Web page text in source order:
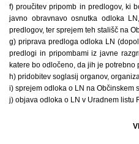
f) proučitev pripomb in predlogov, ki
javno obravnavo osnutka odloka
predlogov, ter sprejem teh stališč na
g) priprava predloga odloka LN
predlogi in pripombami iz javne
katere bo odločeno, da jih je
h) pridobitev soglasij organov,
i) sprejem odloka o LN na Občinskem
j) objava odloka o LN v Uradnem listu